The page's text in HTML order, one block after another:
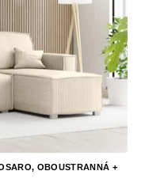
OBOUSTRANNÁ +